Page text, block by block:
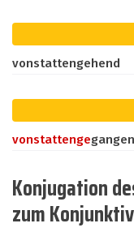
vonstattengehend
vonstattengegangen
Konjugation
zum